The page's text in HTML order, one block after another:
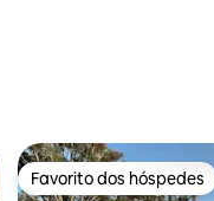
Favorito dos hóspedes
Favorito dos hóspedes